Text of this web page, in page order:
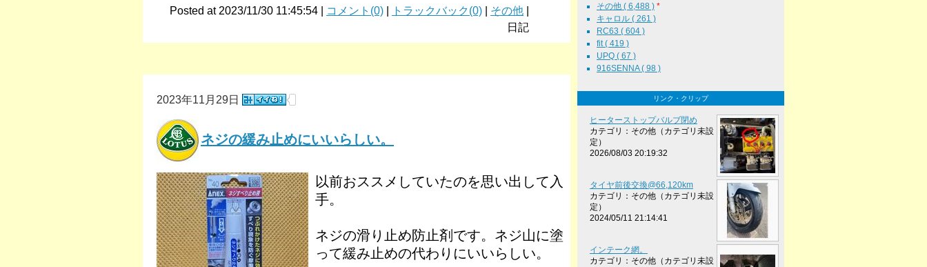
Posted at 2023/11/30 11:45:54 | コメント(0) トラックバック(0) その他
日記
2023年11月29日
ネジの緩み止めにいいらしい。
以前おススメしていたのを思い出して入
手。
ネジの滑り止め防止剤です。ネジ山に塗
って緩み止めの代わりにいいらしい。
その他 ( 6,488 ) *
キャロル ( 261 )
RC63 ( 604 )
fit ( 419 )
UPQ ( 67 )
916SENNA ( 98 )
リンク・クリップ
ヒーターストップバルブ閉め
カテゴリ：その他（カテゴリ未設
定）
2026/08/03 20:19:32
タイヤ前後交換@66,120km
カテゴリ：その他（カテゴリ未設
定）
2024/05/11 21:14:41
インテーク網。
カテゴリ：その他（カテゴリ未設